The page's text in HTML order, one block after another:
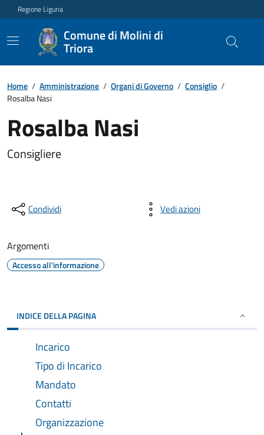
Regione Liguria
Comune di Molini di
Triora
Home / Amministrazione / Organi di Governo / Consiglio /
Rosalba Nasi
Rosalba Nasi
Consigliere
Condividi Vedi azioni
Argomenti
Accesso all'informazione
INDICE DELLA PAGINA
Incarico
Tipo di Incarico
Mandato
Contatti
Organizzazione